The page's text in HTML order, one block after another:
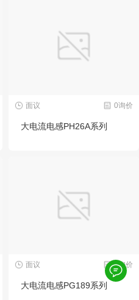
0询价
面议
大电流电感PH26A系列
0询价
面议
大电流电感PG189系列